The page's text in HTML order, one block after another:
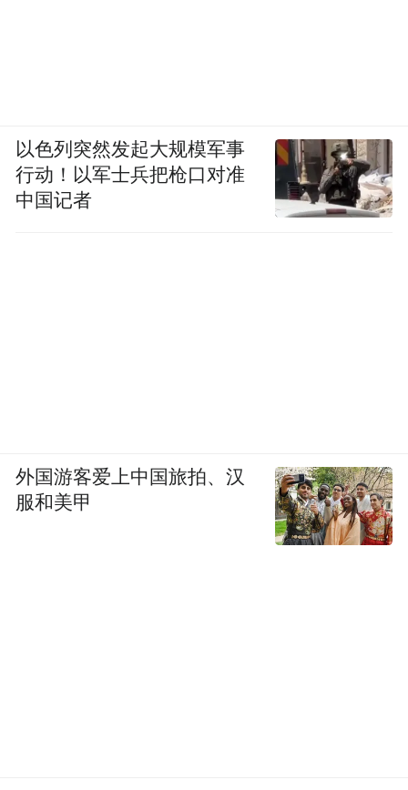
以色列突然发起大规模军事
行动！以军士兵把枪口对准
中国记者
外国游客爱上中国旅拍、汉
服和美甲